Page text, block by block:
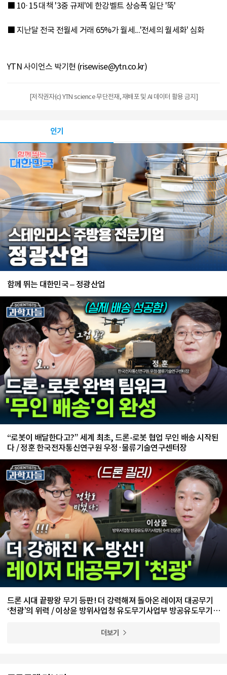
■ 10·15 대책 '3중 규제'에 한강벨트 상승폭 일단 '뚝'
■ 지난달 전국 전월세 거래 65%가 월세...'전세의 월세화' 심화
YTN 사이언스 박기현 (risewise@ytn.co.kr)
[저작권자(c) YTN science 무단전재, 재배포 및 AI 데이터 활용 금지]
인기
함께 뛰는 대한민국 – 정광산업
“로봇이 배달한다고?” 세계 최초, 드론-로봇 협업 무인 배송 시작된
다 / 정훈 한국전자통신연구원 우정·물류기술연구센터장
드론 시대 끝팡왕 무기 등판! 더 강력해져 돌아온 레이저 대공무기
‘천광’의 위력 / 이상윤 방위사업청 유도무기사업부 방공유도무기사
더보기